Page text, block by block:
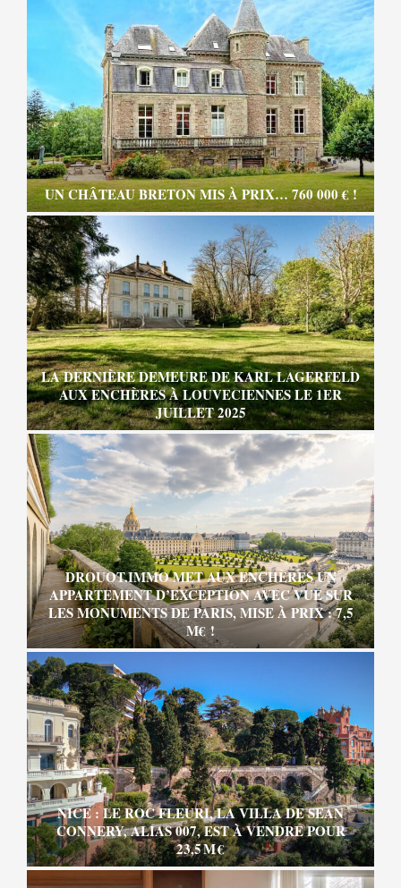
UN CHÂTEAU BRETON MIS À PRIX… 760 000 € !
LA DERNIÈRE DEMEURE DE KARL LAGERFELD
AUX ENCHÈRES À LOUVECIENNES LE 1ER
JUILLET 2025
DROUOT.IMMO MET AUX ENCHÈRES UN
APPARTEMENT D’EXCEPTION AVEC VUE SUR
LES MONUMENTS DE PARIS, MISE À PRIX : 7,5
M€ !
NICE : LE ROC FLEURI, LA VILLA DE SEAN
CONNERY, ALIAS 007, EST À VENDRE POUR
23,5 M €